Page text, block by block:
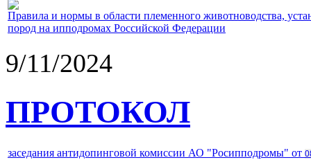
Правила и нормы в области племенного животноводства,
пород на ипподромах Российской Федерации
9/11/2024
ПРОТОКОЛ
заседания антидопинговой комиссии АО "Росипподромы" от